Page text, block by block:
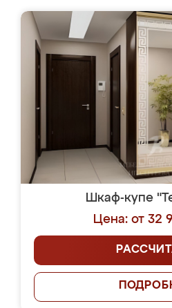
Шкаф-купе
Цена: от 32